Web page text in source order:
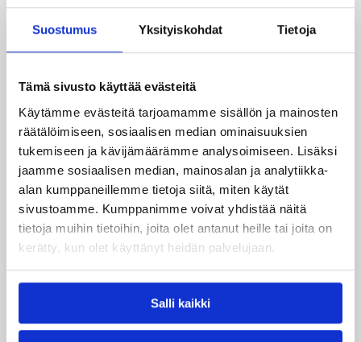
Suostumus Yksityiskohdat Tietoja
Tämä sivusto käyttää evästeitä
Käytämme evästeitä tarjoamamme sisällön ja mainosten
räätälöimiseen, sosiaalisen median ominaisuuksien
tukemiseen ja kävijämäärämme analysoimiseen. Lisäksi
jaamme sosiaalisen median, mainosalan ja analytiikka-
alan kumppaneillemme tietoja siitä, miten käytät
sivustoamme. Kumppanimme voivat yhdistää näitä
tietoja muihin tietoihin, joita olet antanut heille tai joita on
kerätty, kun olet käyttänyt heidän palvelujaan.
Salli kaikki
toiminnanjohtajaksi
2026–2027 alusta Mikko Salminen.
Alueet 28.07.2026 16:04